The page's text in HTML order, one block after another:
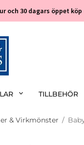
och 30 dagars öppet
TILLBEHÖR
& Virkmönster /